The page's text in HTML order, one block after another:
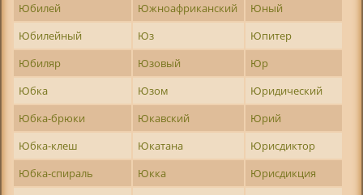
Юбилей
Южноафриканский
Юный
Юбилейный
Юз
Юпитер
Юбиляр
Юзовый
Юр
Юбка
Юзом
Юридический
Юбка-брюки
Юкавский
Юрий
Юбка-клеш
Юкатана
Юрисдиктор
Юбка-спираль
Юкка
Юрисдикция